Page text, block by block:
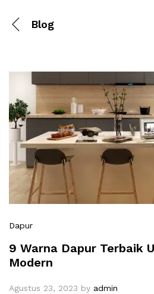
Blog
Dapur
9 Warna Dapur Terbaik
Modern
Agustus 23, 2023 by admin